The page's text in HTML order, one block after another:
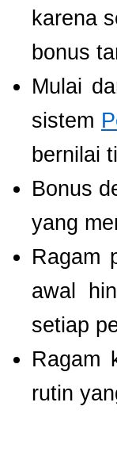
karena
bonus
Mulai
sistem
bernilai
Bonus
yang
Ragam
awal
setiap
Ragam
rutin